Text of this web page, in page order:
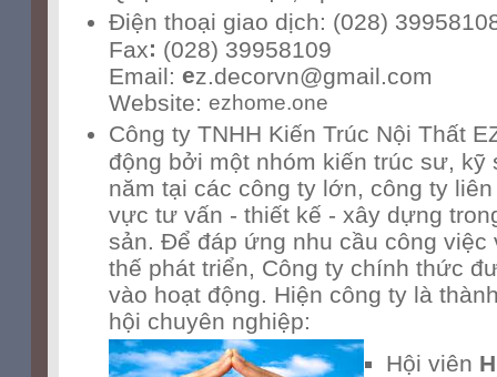
Điện thoại giao dịch: (028)
Fax: (028) 39958109
Email: ez.decorvn@gmail.com
Website: ezhome.one
Công ty TNHH Kiến Trúc Nội Thất
động bởi một nhóm kiến trúc sư, kỹ
năm tại các công ty lớn, công ty
vực tư vấn - thiết kế - xây dựng
sản. Để đáp ứng nhu cầu công việc
thế phát triển, Công ty chính thức
vào hoạt động. Hiện công ty là
hội chuyên nghiệp:
Hội viên